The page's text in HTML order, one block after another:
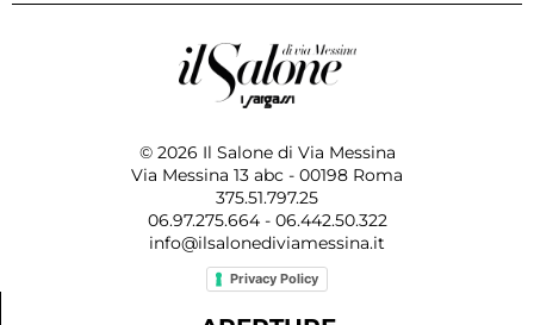
© 2026 Il Salone di Via Messina
Via Messina 13 abc - 00198 Roma
375.51.797.25
06.97.275.664 - 06.442.50.322
info@ilsalonediviamessina.it
Privacy Policy